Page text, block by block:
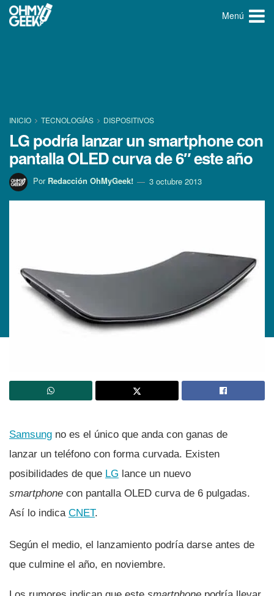
Menú
INICIO TECNOLOGÍ­AS DISPOSITIVOS
LG podrí­a lanzar un smartphone con
pantalla OLED curva de 6″ este año
Por Redacción OhMyGeek! 3 octubre 2013
Samsung no es el único que anda con ganas de
lanzar un teléfono con forma curvada. Existen
posibilidades de que LG lance un nuevo
smartphone con pantalla OLED curva de 6 pulgadas.
Así­ lo indica CNET.
Según el medio, el lanzamiento podrí­a darse antes de
que culmine el año, en noviembre.